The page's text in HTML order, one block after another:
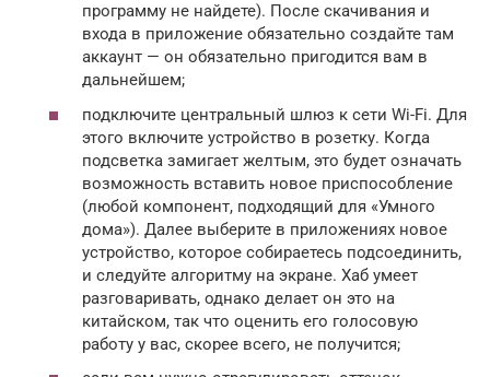
программу не найдете). После скачивания и
входа в приложение обязательно создайте там
аккаунт — он обязательно пригодится вам в
дальнейшем;
подключите центральный шлюз к сети Wi-Fi. Для
этого включите устройство в розетку. Когда
подсветка замигает желтым, это будет означать
возможность вставить новое приспособление
(любой компонент, подходящий для «Умного
дома»). Далее выберите в приложениях новое
устройство, которое собираетесь подсоединить,
и следуйте алгоритму на экране. Хаб умеет
разговаривать, однако делает он это на
китайском, так что оценить его голосовую
работу у вас, скорее всего, не получится;